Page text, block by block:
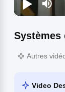
Autres
Video